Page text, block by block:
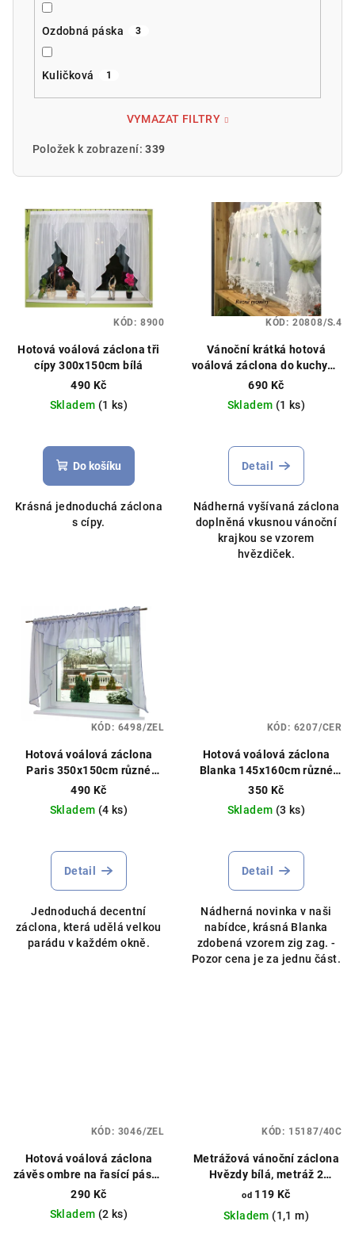
Ozdobná páska 3
Kuličková 1
VYMAZAT FILTRY
Položek k zobrazení:339
oHotová voálová záclona tři
cípy 300x150cm bílá
490 Kč
Skladem (1 ks)
hodnocení
produktu
z
5
Do košíku
Krásná jednoduchá záclona
s cípy.
KÓD: 8900
Vánoční krátká hotová
voálová záclona do kuchyně
bílá různé rozměry
690 Kč
Skladem (1 ks)
hodnocení
produktu
z
5
hvězdiček.
Detail
Nádherná vyšívaná záclona
doplněná vkusnou vánoční
krajkou se vzorem
hvězdiček.
KÓD: 20808/S.4
Hotová voálová záclona
Paris 350x150cm různé
barvy
490 Kč
Skladem (4 ks)
hodnocení
produktu
z
5
hvězdiček.
Detail
Jednoduchá decentní
záclona, která udělá velkou
parádu v každém okně.
KÓD: 6498/ZEL
Hotová voálová záclona
Blanka 145x160cm různé
barvy
350 Kč
Skladem (3 ks)
hodnocení
produktu
z
5
hvězdiček.
Detail
Nádherná novinka v naši
nabídce, krásná Blanka
zdobená vzorem zig zag. -
Pozor cena je za jednu část.
KÓD: 6207/CER
Hotová voálová záclona
závěs ombre na řasící pásce
140 x 250 cm různé barvy
můžeme ušít na míru
290 Kč
Skladem (2 ks)
KÓD: 3046/ZEL
Metrážová vánoční záclona
Hvězdy bílá, metráž 2
rozměry
od 119 Kč
Skladem (1,1 m)
KÓD: 15187/40C